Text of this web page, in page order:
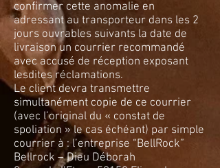
confirmer cette anomalie en
adressant au transporteur dans les 2
jours ouvrables suivants la date de
livraison un courrier recommandé
avec accusé de réception exposant
lesdites réclamations.
Le client devra transmettre
simultanément copie de ce courrier
(avec l’original du « constat de
spoliation » le cas échéant) par simple
courrier à : l’entreprise “BellRock”
Bellrock – Dieu Déborah